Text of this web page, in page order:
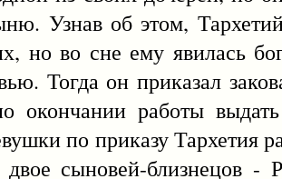
Узнав об этом,
но во сне ему явилась
Тогда он приказал
окончании работы
по приказу Тархетия
двое сыновей-близнецов -